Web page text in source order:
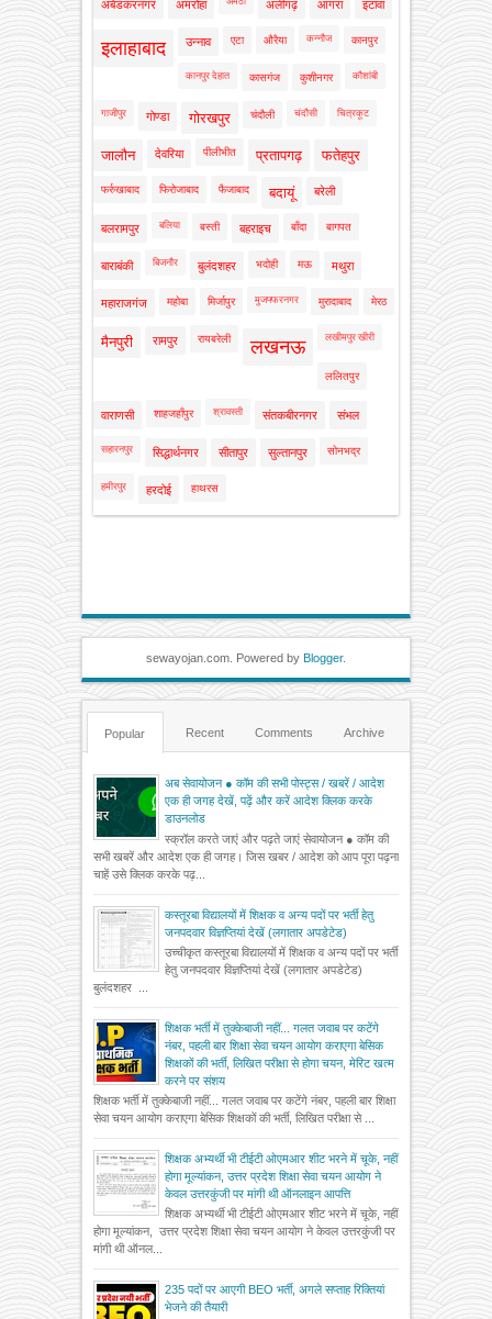
अंबेडकरनगर अमरोहा अलीगढ़ आगरा इटावा
इलाहाबाद उन्नाव एटा औरैया कन्नौज कानपुर
कानपुर देहात कासगंज कुशीनगर कौशांबी
गाजीपुर गोण्डा गोरखपुर चंदौली चंदौसी चित्रकूट
जालौन देवरिया पीलीभीत प्रतापगढ़ फतेहपुर
फर्रुखाबाद फिरोजाबाद फैजाबाद बदायूं बरेली
बलरामपुर बलिया बस्ती बहराइच बाँदा बागपत
बाराबंकी बिजनौर बुलंदशहर भदोही मऊ मथुरा
महाराजगंज महोबा मिर्जापुर मुजफ्फरनगर मुरादाबाद मेरठ
मैनपुरी रामपुर रायबरेली लखनऊ लखीमपुर खीरी
ललितपुर
वाराणसी शाहजहाँपुर श्रावस्ती संतकबीरनगर संभल
सहारनपुर सिद्धार्थनगर सीतापुर सुल्तानपुर सोनभद्र
हमीरपुर हरदोई हाथरस
sewayojan.com. Powered by Blogger.
Popular Recent Comments Archive
अब सेवायोजन ● कॉम की सभी पोस्ट्स / खबरें / आदेश
एक ही जगह देखें, पढ़ें और करें आदेश क्लिक करके
डाउनलोड
स्क्रॉल करते जाएं और पढ़ते जाएं सेवायोजन ● कॉम की
सभी खबरें और आदेश एक ही जगह। जिस खबर / आदेश को आप पूरा पढ़ना
चाहें उसे क्लिक करके पढ़...
कस्तूरबा विद्यालयों में शिक्षक व अन्य पदों पर भर्ती हेतु
जनपदवार विज्ञप्तियां देखें (लगातार अपडेटेड)
उच्चीकृत कस्तूरबा विद्यालयों में शिक्षक व अन्य पदों पर भर्ती
हेतु जनपदवार विज्ञप्तियां देखें (लगातार अपडेटेड)
बुलंदशहर ...
शिक्षक भर्ती में तुक्केबाजी नहीं... गलत जवाब पर कटेंगे
नंबर, पहली बार शिक्षा सेवा चयन आयोग कराएगा बेसिक
शिक्षकों की भर्ती, लिखित परीक्षा से होगा चयन, मेरिट खत्म
करने पर संशय
शिक्षक भर्ती में तुक्केबाजी नहीं... गलत जवाब पर कटेंगे नंबर, पहली बार शिक्षा
सेवा चयन आयोग कराएगा बेसिक शिक्षकों की भर्ती, लिखित परीक्षा से ...
शिक्षक अभ्यर्थी भी टीईटी ओएमआर शीट भरने में चूके, नहीं
होगा मूल्यांकन, उत्तर प्रदेश शिक्षा सेवा चयन आयोग ने
केवल उत्तरकुंजी पर मांगी थी ऑनलाइन आपत्ति
शिक्षक अभ्यर्थी भी टीईटी ओएमआर शीट भरने में चूके, नहीं
होगा मूल्यांकन, उत्तर प्रदेश शिक्षा सेवा चयन आयोग ने केवल उत्तरकुंजी पर
मांगी थी ऑनल...
235 पदों पर आएगी BEO भर्ती, अगले सप्ताह रिक्तियां
भेजने की तैयारी